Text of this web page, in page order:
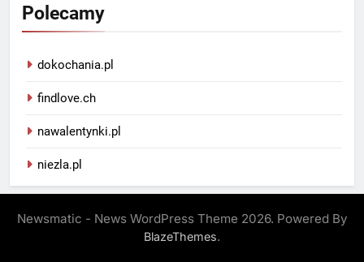
Polecamy
dokochania.pl
findlove.ch
nawalentynki.pl
niezla.pl
Newsmatic - News WordPress Theme 2026. Powered By
BlazeThemes.